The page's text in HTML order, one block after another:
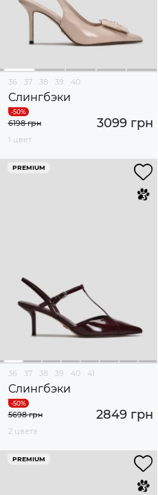
36 37 38 39 40
Слингбэки
3099 грн
6198 грн
1 цвет
PREMIUM
36 37 38 39 40 41
Слингбэки
2849 грн
5698 грн
2 цвета
PREMIUM